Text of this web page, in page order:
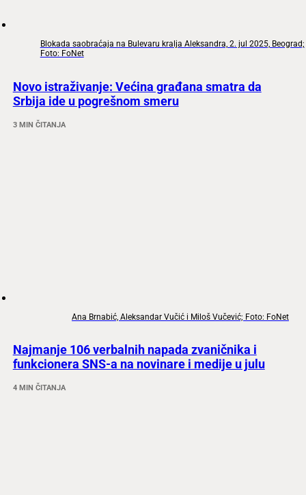
Blokada saobraćaja na Bulevaru kralja Aleksandra, 2. jul 2025, Beograd;
Foto: FoNet
Novo istraživanje: Većina građana smatra da
Srbija ide u pogrešnom smeru
3 MIN ČITANJA
Ana Brnabić, Aleksandar Vučić i Miloš Vučević; Foto: FoNet
Najmanje 106 verbalnih napada zvaničnika i
funkcionera SNS-a na novinare i medije u julu
4 MIN ČITANJA